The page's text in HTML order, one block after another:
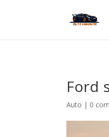
Ford
Auto | 0